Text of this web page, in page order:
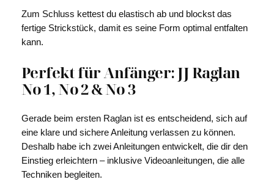
Zum Schluss kettest du elastisch ab und blockst das
fertige Strickstück, damit es seine Form optimal entfalten
kann.
Perfekt für Anfänger: JJ Raglan
No 1, No 2 & No 3
Gerade beim ersten Raglan ist es entscheidend, sich auf
eine klare und sichere Anleitung verlassen zu können.
Deshalb habe ich zwei Anleitungen entwickelt, die dir den
Einstieg erleichtern – inklusive Videoanleitungen, die alle
Techniken begleiten.